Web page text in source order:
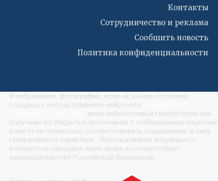
Контакты
Сотрудничество и реклама
Сообшить новость
Политика конфиденциальности
Изображения, фотографии, если не указан источник,
созданы с использованием нейросети
, иных нейросетевых генераторов или
получены из открытых источников с соблюдением лицензий
и могут не полностью соответствовать содержанию в силу
генеративного характера. Использование визуального
контента не нарушает норм права и соответствует
законодательству Российской Федерации.